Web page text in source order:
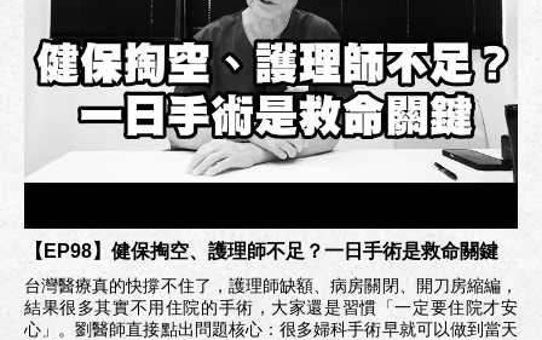
【EP98】健保掏空、護理師不足？一日手術是救命關鍵
台灣醫療真的快撐不住了，護理師缺額、病房關閉、開刀房縮編，
結果很多其實不用住院的手術，大家還是習慣「一定要住院才安
心」。劉醫師直接點出問題核心：很多婦科手術早就可以做到當天